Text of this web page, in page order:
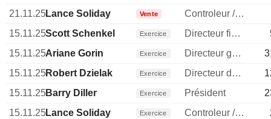
21.11.25Lance Soliday Vente
Controleur / auditeur
15.11.25Scott Schenkel Exercice Directeur financier
15.11.25Ariane Gorin Exercice Directeur general
15.11.25Robert Dzielak Exercice Directeur des ressources humaines
15.11.25Barry Diller Exercice Président
15.11.25Lance Soliday Exercice Controleur / auditeur